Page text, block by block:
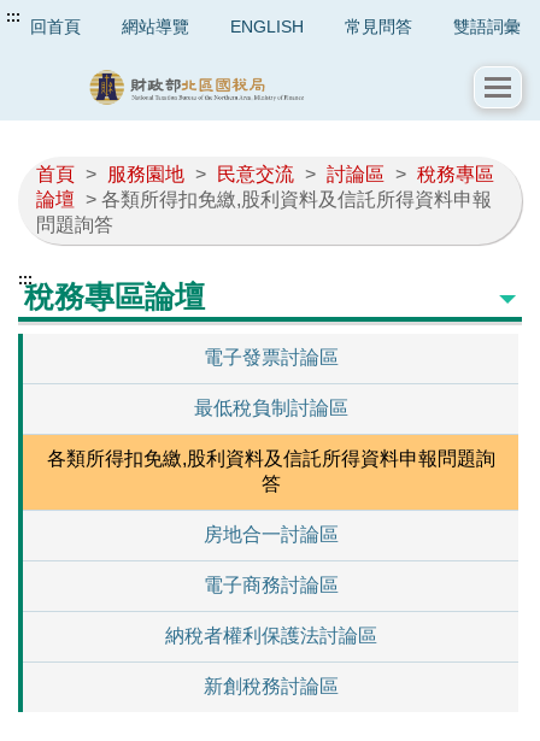
::: 回首頁 網站導覽 ENGLISH 常見問答 雙語詞彙
首頁 > 服務園地 > 民意交流 > 討論區 > 稅務專區
論壇 > 各類所得扣免繳,股利資料及信託所得資料申報
問題詢答
:::稅務專區論壇
電子發票討論區
最低稅負制討論區
各類所得扣免繳,股利資料及信託所得資料申報問題詢
答
房地合一討論區
電子商務討論區
納稅者權利保護法討論區
新創稅務討論區